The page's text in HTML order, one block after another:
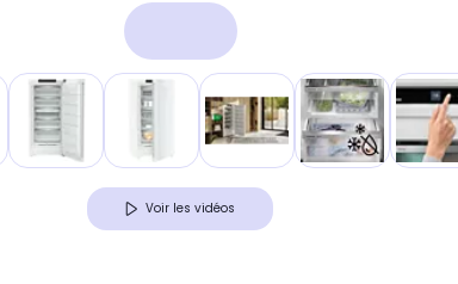
Voir les vidéos